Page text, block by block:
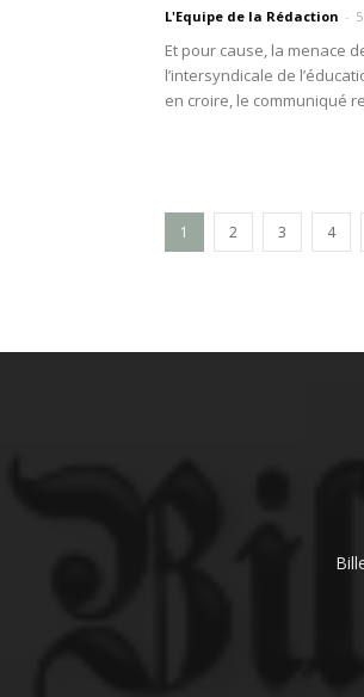
L'Equipe de la Rédaction -
Et pour cause, la menace
l’intersyndicale de
en croire, le communiqué
1 2 3 4